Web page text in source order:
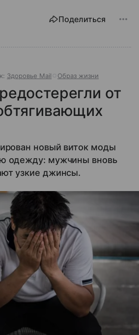
Поделиться
Здоровье Mail Образ жизни
от
новый виток моды
одежду: мужчины вновь
узкие джинсы.